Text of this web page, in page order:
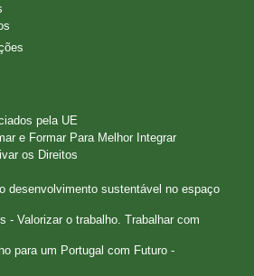
pela UE
e Formar Para Melhor Integrar
os Direitos
desenvolvimento sustentável no espaço
- Valorizar o trabalho. Trabalhar com
para um Portugal com Futuro -